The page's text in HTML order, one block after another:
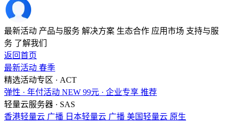
最新活动 产品与服务 解决方案 生态合作 应用市场 支持与服
务 了解我们
返回首页
最新活动 春季
精选活动专区 · ACT
弹性 · 年付活动 NEW 99元 · 企业专享 推荐
轻量云服务器 · SAS
香港轻量云 广播 日本轻量云 广播 美国轻量云 原生